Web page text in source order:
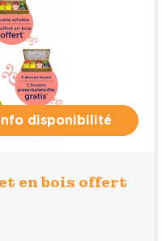
Info disponibilité
en bois offert